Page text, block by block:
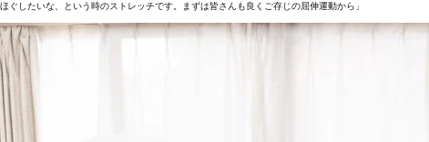
ぐしたいな、という時のストレッチです。まずは皆さんも良くご存じの屈伸運動から」